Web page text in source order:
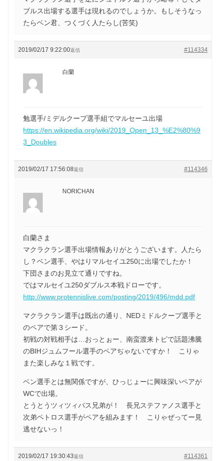
ブルス出場する選手は現れるのでしょうか。もしそうなっ
たらベン君、つくづく人たらし(苦笑)
2019/02/17 9:22:00 #114334
返信
白蘭
勉選手/ミデルクープ選手組でマルセーユ出場
https://en.wikipedia.org/wiki/2019_Open_13_%E2%80%9
3_Doubles
2019/02/17 17:56:08 #114346
返信
NORICHAN
白蘭さま
マクラクラン選手出場情報ありがとうございます。人たら
し？ベン選手、やはりマルセイユ250に出場でしたか！
下団さまのお見立て通りですね。
ではマルセイユ250ダブルス本戦ドローです。
http://www.protennislive.com/posting/2019/496/mdd.pdf
マクラクラン選手は既出の通り、NEDミドルクープ選手と
のペアで第３シード。
初戦の対戦相手は…おっとぉー、南蛮渡来トピで話題沸騰
のBIHジュムフール選手のペアぢゃないですか！ こりゃ
また楽しみな１戦です。
ベン選手とは無関係ですが、ひっじょーに興味深いペアが
WCで出場。
とうとうツィツィパス兄弟が！ 長兄ステファノス選手と
次弟ペトロス選手がペアを組みます！ こりゃぜってー見
逃せないっ！
2019/02/17 19:30:43 #114361
返信